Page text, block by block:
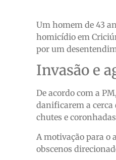
Um homem de 43
homicídio em
por um
Invasão e
De acordo com a
danificarem a cerca
chutes e
A motivação para o
obscenos